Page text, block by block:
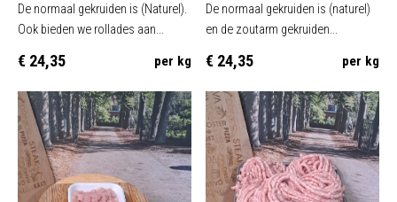
De normaal gekruiden is (Naturel).
Ook bieden we rollades aan...
€ 24,35 per kg
De normaal gekruiden is (naturel)
en de zoutarm gekruiden...
€ 24,35 per kg